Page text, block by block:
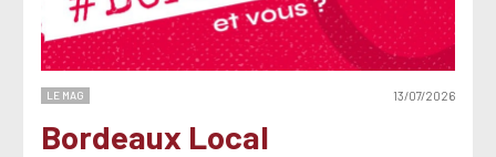
LE MAG 13/07/2026
Bordeaux Local